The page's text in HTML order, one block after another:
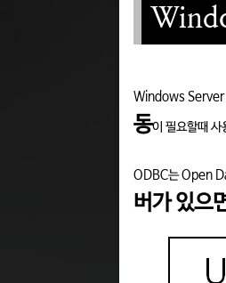
Windows Server
동이 필요할때
ODBC는 Open
버가 있으